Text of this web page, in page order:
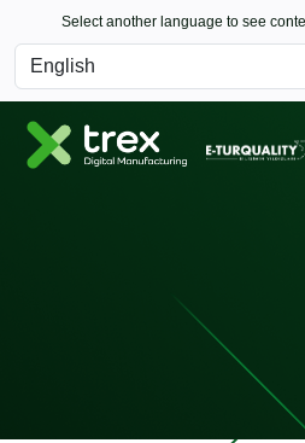
Select another language to see